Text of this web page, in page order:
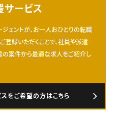
ービス
ェントが、お一人おひとりの転職
登録いただくことで、社員や派遣
の案件から最適な求人をご紹介し
をご希望の方はこちら